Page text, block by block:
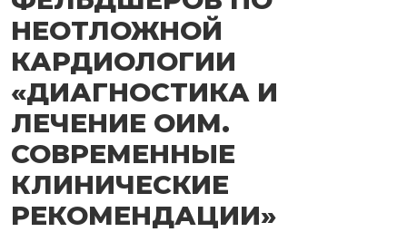
НЕОТЛОЖНОЙ
КАРДИОЛОГИИ
«ДИАГНОСТИКА И
ЛЕЧЕНИЕ ОИМ.
СОВРЕМЕННЫЕ
КЛИНИЧЕСКИЕ
РЕКОМЕНДАЦИИ»